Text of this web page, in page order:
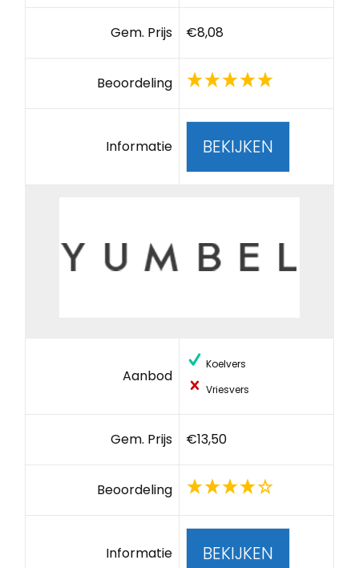
Gem. Prijs €8,08
Beoordeling
Informatie BEKIJKEN
Aanbod
Koelvers
Vriesvers
Gem. Prijs €13,50
Beoordeling
Informatie BEKIJKEN